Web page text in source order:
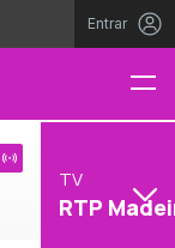
Entrar
TV
RTP